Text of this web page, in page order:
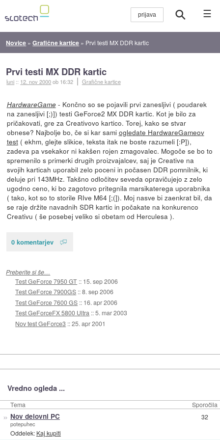
☰
Novice »Grafične kartice » Prvi testi MX DDR kartic
Prvi testi MX DDR kartic
luni :: 12. nov 2000ob 16:32 Grafične kartice
HardwareGame- Končno so se pojavili prvi zanesljivi ( poudarek
na zanesljivi [;)]) testi GeForce2 MX DDR kartic. Kot je bilo za
pričakovati, gre za Creativovo kartico. Torej, kako se stvar
obnese? Najbolje bo, če si kar sami ogledate HardwareGameov
test( ekhm, glejte slikice, teksta itak ne boste razumeli [:P]),
zadeva pa vsekakor ni kakšen rojen zmagovalec. Mogoče se bo to
spremenilo s primerki drugih proizvajalcev, saj je Creative na
svojih karticah uporabil zelo poceni in počasen DDR pomnilnik, ki
deluje pri 143MHz. Takšno odločitev seveda opravičujejo z zelo
ugodno ceno, ki bo zagotovo pritegnila marsikaterega uporabnika
( tako, kot so to storile RIve M64 [;(]). Moj nasve bi zaenkrat bil, da
se raje držite navadnih SDR kartic in počakate na konkurenco
Creativu ( še posebej veliko si obetam od Herculesa ).
0 komentarjev
Preberite si še…
Test GeForce 7950 GT :: 15. sep 2006
Test GeForce 7900GS ::8. sep 2006
Test GeForce 7600 GS :: 16. apr 2006
Test GeForceFX 5800 Ultra ::5. mar 2003
Nov test GeForce3 ::25. apr 2001
Vredno ogleda ...
Tema Sporočila
» Nov delovni PC
potepuhec
Oddelek: Kaj kupiti
32